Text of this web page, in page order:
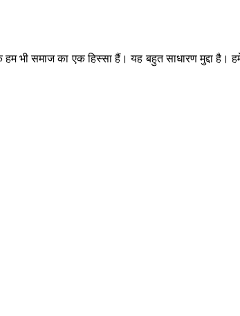
का एक हिस्सा हैं। यह बहुत साधारण मुद्दा है। हमें